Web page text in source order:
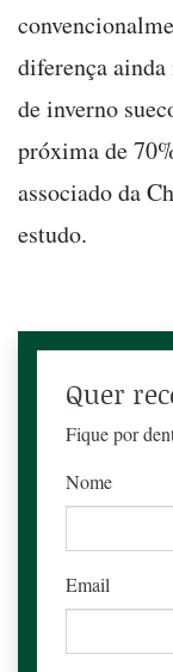
diferença
de inverno
próxima de
associado da
estudo.
Quer
Fique por
Nome
Email